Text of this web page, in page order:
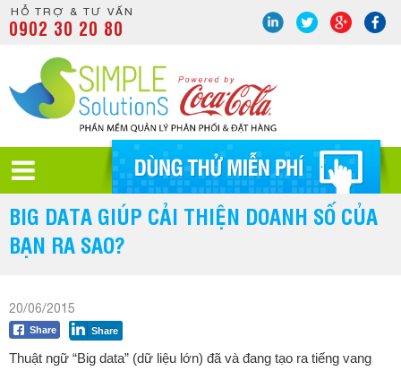
HỖ TRỢ & TƯ VẤN
0902 30 20 80
BIG DATA GIÚP CẢI THIỆN DOANH SỐ CỦA
BẠN RA SAO?
20/06/2015
Share Share
Thuật ngữ “Big data” (dữ liệu lớn) đã và đang tạo ra tiếng vang